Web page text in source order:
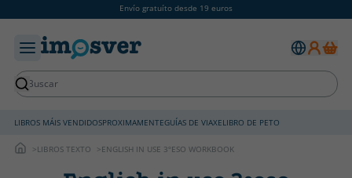
Envío gratuíto desde 19 euros
LIBROS MÁIS VENDIDOSPROXIMAMENTEGUÍAS DE VIAXELIBRO DE PETO
LIBROS TEXTO ENGLISH IN USE 3ºESO WORKBOOK